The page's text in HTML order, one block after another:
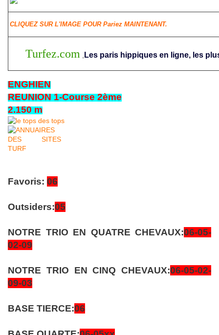
CLIQUEZ SUR L'IMAGE POUR Pariez MAINTENANT.
Turfez.com Les paris hippiques en ligne, les
ENGHIEN
REUNION 1-Course 2ème
2.150 m
Favoris: 06
Outsiders:05
NOTRE TRIO EN QUATRE CHEVAUX:06-05-
02-09
NOTRE TRIO EN CINQ CHEVAUX:06-05-02-
09-03
BASE TIERCE:06